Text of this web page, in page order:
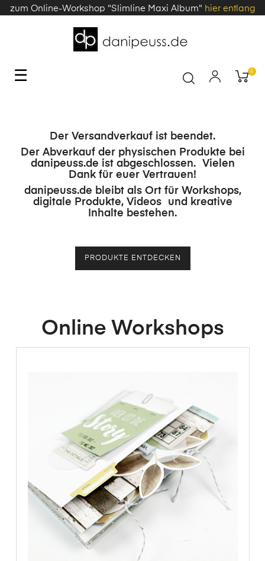
zum Online-Workshop "Slimline Maxi Album" hier entlang
Toggle
☰ 0
Der Versandverkauf ist beendet.
Der Abverkauf der physischen Produkte bei
danipeuss.de ist abgeschlossen. Vielen
Dank für euer Vertrauen!
danipeuss.de bleibt als Ort für Workshops,
digitale Produkte, Videos und kreative
Inhalte bestehen.
PRODUKTE ENTDECKEN
Online Workshops